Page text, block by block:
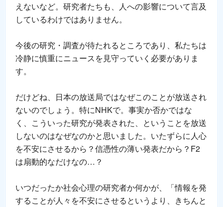
えないなど。研究者たちも、人への影響について言及
しているわけではありません。
今後の研究・調査が待たれるところであり、私たちは
冷静に慎重にニュースを見守っていく必要がありま
す。
だけどね、日本の放送局ではなぜこのことが放送され
ないのでしょう。特にNHKで。事実か否かではな
く、こういった研究が発表された、ということを放送
しないのはなぜなのかと思いました。いたずらに人心
を不安にさせるから？信憑性の薄い発表だから？F2
は扇動的なだけなの…？
いつだったか社会心理の研究者か何かが、「情報を発
することが人々を不安にさせるというより、きちんと